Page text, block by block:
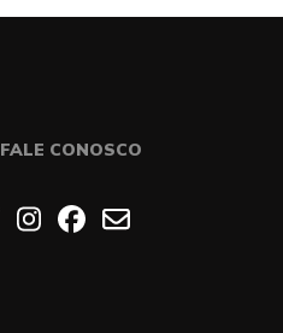
FALE CONOSCO